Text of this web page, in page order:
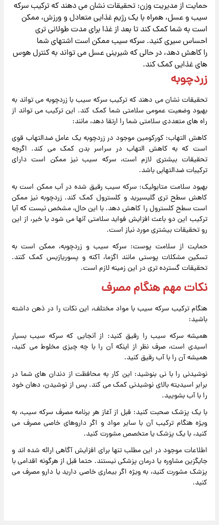
حمایت از مدیریت وزن: تحقیقات نشان می دهند که ترکیب سرکه
سیب و عسل، همراه با یک رژیم غذایی متعادل و ورزش، ممکن
است به شما کمک کند تا بعد از غذا برای مدت طولانی تری
احساس سیری کنید. سرکه سیب ممکن است اشتهای شما
را کاهش دهد، در حالی که شیرینی عسل می تواند به کنترل هوس
های غذایی کمک کند.
زردچوبه
تحقیقات نشان می دهند که ترکیب سرکه سیب با زردچوبه می تواند به
بهبود وضعیت عمومی سلامتی شما کمک کند. این ترکیب می تواند از
راه های متعددی سلامتی شما را ارتقا دهد، مانند:
کاهش التهاب: کورکومین موجود در زردچوبه یک عامل ضدالتهاب قوی
است که به کاهش التهاب در سراسر بدن کمک می کند. اگرچه
تحقیقات بیشتری لازم است، سرکه سیب نیز ممکن است دارای
ترکیبات ضدالتهابی باشد.
بهبود سلامت متابولیک: سرکه سیب رقیق شده در آب ممکن است به
کاهش سطح تری گلیسیرید و کلسترول کمک کند. زردچوبه نیز ممکن
است سطح کلسترول را کاهش دهد. با این حال، مشخص نیست که آیا
ترکیب این دو باعث افزایش فواید سلامتی آنها می شود یا خیر، از این
رو تحقیقات بیشتری مورد نیاز است.
حمایت از سلامت پوست: سرکه سیب و زردچوبه، ممکن است به
تسکین مشکلات پوستی مانند اگزما، آکنه و پسوریازیس کمک کنند.
تحقیقات گسترده تری در این زمینه لازم است.
نکات مهم هنگام مصرف
هنگام ترکیب سرکه سیب با مواد مختلف، این نکات را در ذهن داشته
باشید:
همیشه سرکه سیب را رقیق کنید: از آنجایی که سرکه سیب بسیار
اسیدی است، صرف نظر از اینکه آن را با چه چیزی مخلوط می کنید،
همیشه آن را با آب رقیق کنید.
نوشیدنی را با نی بنوشید: این کار به محافظت از دندان های شما در
برابر اسیدیته بالای نوشیدنی کمک می کند. پس از نوشیدن، دهان خود
را با آب بشویید.
با یک پزشک صحبت کنید: قبل از آغاز هر برنامه مصرف سرکه سیب، به
ویژه هنگام ترکیب آن با سایر مواد و اگر داروهای خاصی مصرف می
کنید، با یک پزشک یا متخصص مشورت کنید.
اطلاعات موجود در این مطلب تنها برای افزایش آگاهی ارائه شده اند و
جایگزین مشاوره یا درمان پزشکی نیستند. حتما قبل از هرگونه اقدامی با
پزشک مشورت کنید، به ویژه اگر بیماری خاصی دارید یا دارو مصرف می
کنید.